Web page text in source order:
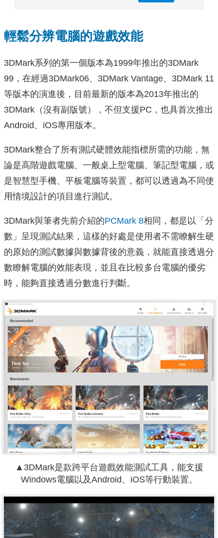
輕鬆分辨電腦的遊戲效能
3DMark系列的第一個版本為1999年推出的3DMark
99，在經過3DMark06、3DMark Vantage、3DMark 11
等版本的演進後，目前最新的版本為2013年推出的
3DMark（沒有副版號），不但支援PC，也具首次推出
Android、iOS專用版本。
3DMark整合了所有測試硬體效能指標所需的功能，無
論是高階遊戲電腦、一般桌上型電腦、筆記型電腦，或
是智慧型手機、平板電腦等裝置，都可以透過為不同使
用情境設計的項目進行測試。
3DMark與筆者先前介紹的PCMark 8相同，都是以「分
數」呈現測試結果，這樣的好處是使用者不需瞭解生硬
的原始的測試數據與數據背後的意義，就能直接透過分
數瞭解電腦的效能表現，並且在比較多台電腦的優劣
時，能夠直接透過分數進行判斷。
▲3DMark是款跨平台遊戲效能測試工具，能支援
Windows電腦以及Android、iOS等行動裝置。